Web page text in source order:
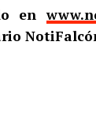
en